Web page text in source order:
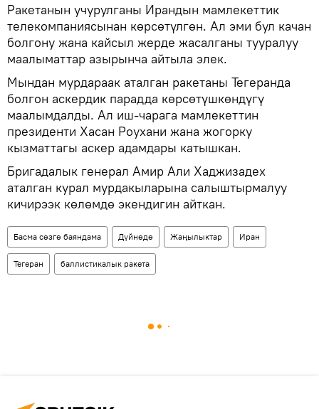
Ракетанын учурулганы Ирандын мамлекеттик
телекомпаниясынан көрсөтүлгөн. Ал эми бул качан
болгону жана кайсыл жерде жасалганы тууралуу
маалыматтар азырынча айтыла элек.
Мындан мурдараак аталган ракетаны Тегеранда
болгон аскердик парадда көрсөтүшкөндүгү
маалымдалды. Ал иш-чарага мамлекеттин
президенти Хасан Роухани жана жогорку
кызматтагы аскер адамдары катышкан.
Бригадалык генерал Амир Али Хаджизадех
аталган курал мурдакыларына салыштырмалуу
кичирээк көлөмдө экендигин айткан.
Басма сөзгө баяндама Дүйнөдө Жаңылыктар Иран
Тегеран баллистикалык ракета